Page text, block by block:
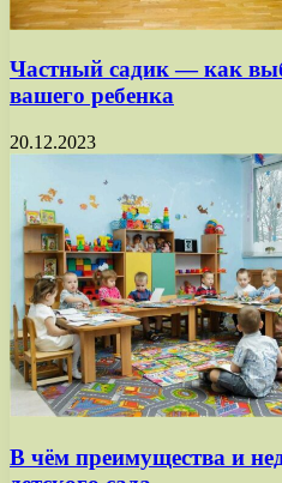
Частный садик — как
вашего ребенка
20.12.2023
В чём преимущества и